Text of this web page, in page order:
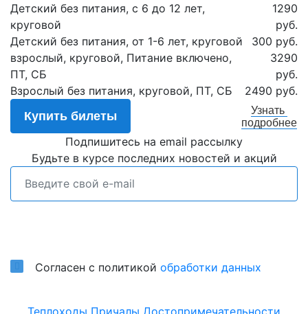
Детский без питания, с 6 до 12 лет,
круговой
1290
руб.
Детский без питания, от 1-6 лет, круговой
300 руб.
взрослый, круговой, Питание включено,
ПТ, СБ
3290
руб.
Взрослый без питания, круговой, ПТ, СБ
2490 руб.
Купить билеты
Узнать
подробнее
Подпишитесь на email рассылку
Будьте в курсе последних новостей и акций
Согласен с политикой обработки данных
Теплоходы Причалы Достопримечательности